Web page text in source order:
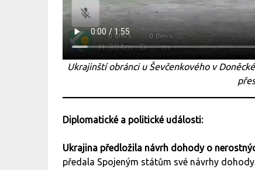
Ukrajinští obránci u Ševčenkového v
Diplomatické a politické události:
Ukrajina předložila návrh dohody o
předala Spojeným státům své návrhy